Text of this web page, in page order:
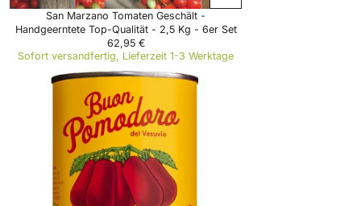
San Marzano Tomaten Geschält -
Handgeerntete Top-Qualität - 2,5 Kg - 6er Set
R
E
G
L
A
R
P
R
62,95 €
Sofort versandfertig, Lieferzeit 1-3 Werktage